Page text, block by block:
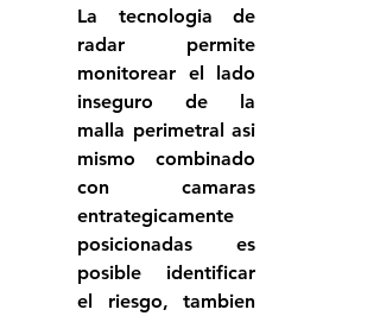
La tecnologia de
radar permite
monitorear el lado
inseguro de la
malla perimetral asi
mismo combinado
con camaras
entrategicamente
posicionadas es
posible identificar
el riesgo, tambien